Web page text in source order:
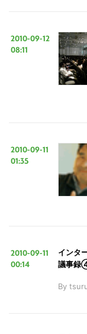
2010-09-12
08:11
2010-09-11
01:35
2010-09-11
00:14
インタ
議事録
By